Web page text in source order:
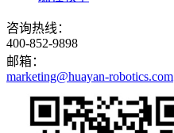
咨询热线：
400-852-9898
邮箱：
marketing@huayan-robotics.com